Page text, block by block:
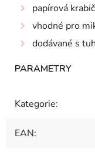
papírová
vhodné pro
dodávané s
Kategorie:
EAN: